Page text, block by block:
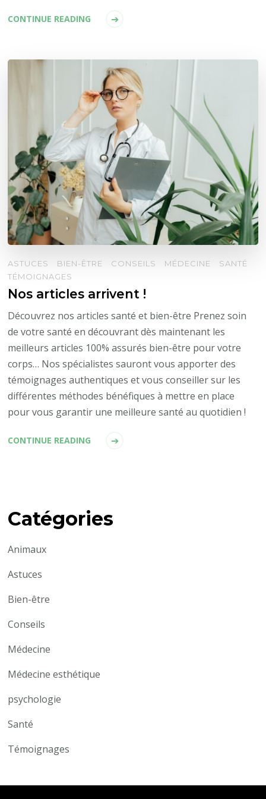
CONTINUE READING
ASTUCES BIEN-ÊTRE CONSEILS MÉDECINE
SANTÉ
TÉMOIGNAGES
Nos articles arrivent !
Découvrez nos articles santé et bien-être Prenez soin
de votre santé en découvrant dès maintenant les
meilleurs articles 100% assurés bien-être pour votre
corps… Nos spécialistes sauront vous apporter des
témoignages authentiques et vous conseiller sur les
différentes méthodes bénéfiques à mettre en place
pour vous garantir une meilleure santé au quotidien !
CONTINUE READING
Catégories
Animaux
Astuces
Bien-être
Conseils
Médecine
Médecine esthétique
psychologie
Santé
Témoignages